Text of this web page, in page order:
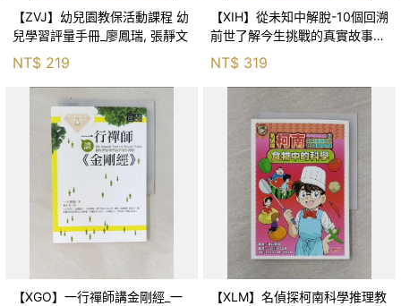
【ZVJ】幼兒園教保活動課程 幼
兒學習評量手冊_廖鳳瑞, 張靜文
NT$ 219
【XIH】從未知中解脫-10個回溯
前世了解今生挑戰的真實故事_
羅伯特．舒
NT$ 319
【XGO】一行禪師講金剛經_一
【XLM】名偵探柯南科學推理教